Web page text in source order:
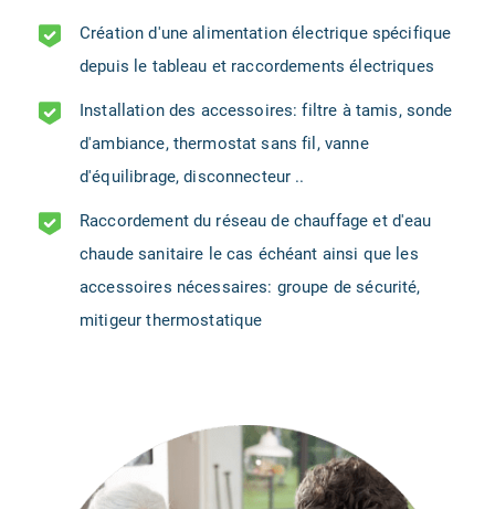
Création d'une alimentation électrique spécifique
depuis le tableau et raccordements électriques
Installation des accessoires: filtre à tamis, sonde
d'ambiance, thermostat sans fil, vanne
d'équilibrage, disconnecteur ..
Raccordement du réseau de chauffage et d'eau
chaude sanitaire le cas échéant ainsi que les
accessoires nécessaires: groupe de sécurité,
mitigeur thermostatique